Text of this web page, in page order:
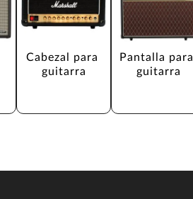
Cabezal para
guitarra
Pantalla para
guitarra